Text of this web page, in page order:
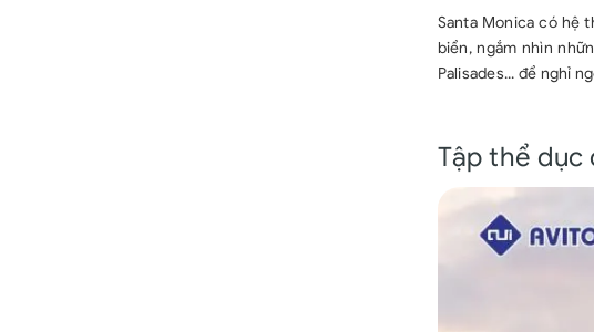
Santa Monica có hệ
biển, ngắm nhìn
Palisades... để nghỉ
Tập thể dục